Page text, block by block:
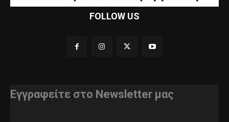
FOLLOW US
Εγγραφείτε στο Newsletter μας